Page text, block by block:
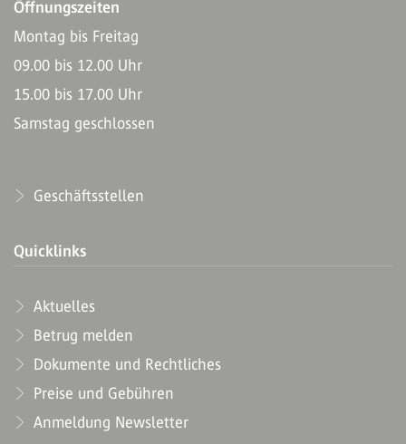
Öffnungszeiten
Montag bis Freitag
09.00 bis 12.00 Uhr
15.00 bis 17.00 Uhr
Samstag geschlossen
Geschäftsstellen
Quicklinks
Aktuelles
Betrug melden
Dokumente und Rechtliches
Preise und Gebühren
Anmeldung Newsletter